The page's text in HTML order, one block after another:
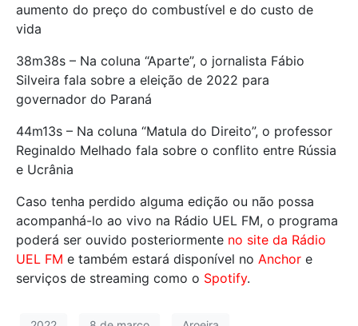
aumento do preço do combustível e do custo de
vida
38m38s – Na coluna “Aparte”, o jornalista Fábio
Silveira fala sobre a eleição de 2022 para
governador do Paraná
44m13s – Na coluna “Matula do Direito”, o professor
Reginaldo Melhado fala sobre o conflito entre Rússia
e Ucrânia
Caso tenha perdido alguma edição ou não possa
acompanhá-lo ao vivo na Rádio UEL FM, o programa
poderá ser ouvido posteriormente no site da Rádio
UEL FM e também estará disponível no Anchor e
serviços de streaming como o Spotify.